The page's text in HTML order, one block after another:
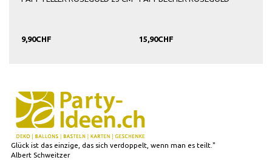
9,90CHF 15,90CHF
Glück ist das einzige, das sich verdoppelt, wenn man es teilt."
Albert Schweitzer